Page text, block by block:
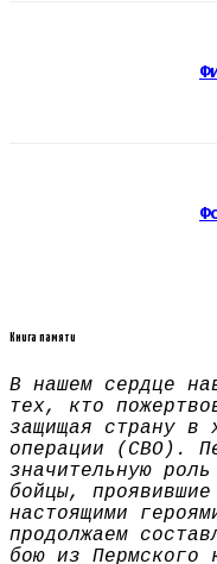
Книга памяти
В нашем сердце
тех, кто
защищая страну в
операции (СВО).
значительную
бойцы,
настоящими
продолжаем
бою из Пермского